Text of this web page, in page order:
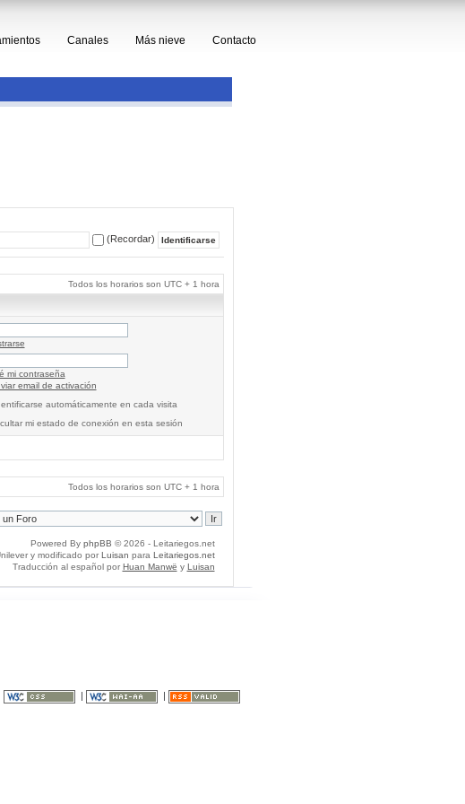
Canales Más nieve Contacto
(Recordar)
Todos los horarios son UTC + 1 hora
mi contraseña
email de activación
automáticamente en cada visita
mi estado de conexión en esta sesión
Todos los horarios son UTC + 1 hora
Powered By phpBB © 2026 - Leitariegos.net
y modificado por Luisan para Leitariegos.net
Traducción al español por Huan Manwë y Luisan